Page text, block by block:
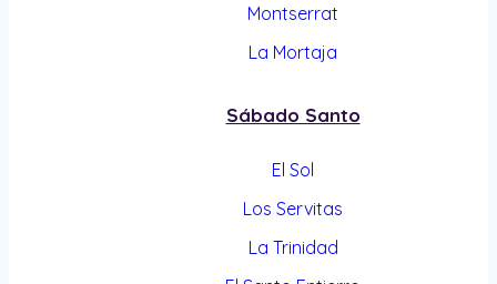
Montserrat
La Mortaja
Sábado Santo
El Sol
Los Servitas
La Trinidad